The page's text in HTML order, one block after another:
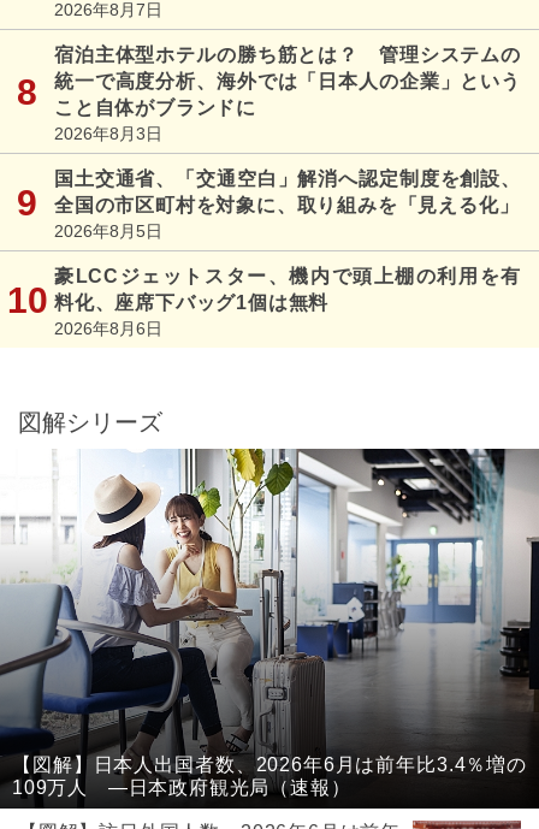
2026年8月7日
宿泊主体型ホテルの勝ち筋とは？ 管理システムの
統一で高度分析、海外では「日本人の企業」という
こと自体がブランドに
2026年8月3日
国土交通省、「交通空白」解消へ認定制度を創設、
全国の市区町村を対象に、取り組みを「見える化」
2026年8月5日
豪LCCジェットスター、機内で頭上棚の利用を有
料化、座席下バッグ1個は無料
2026年8月6日
図解シリーズ
【図解】日本人出国者数、2026年6月は前年比3.4％増の
109万人 ―日本政府観光局（速報）